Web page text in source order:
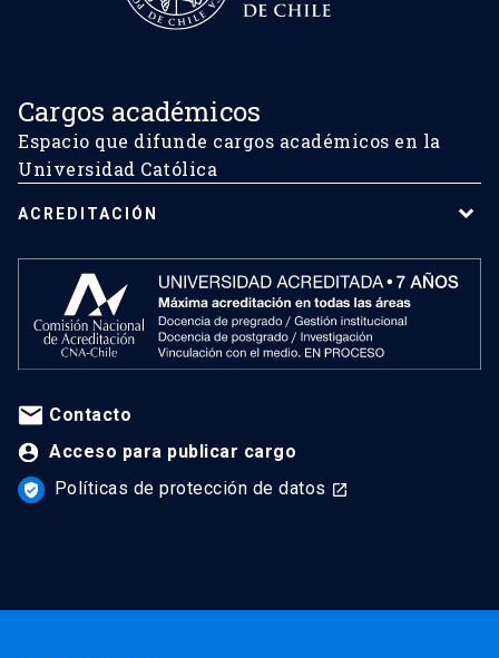
Cargos académicos
Espacio que difunde cargos académicos en la
Universidad Católica
ACREDITACIÓN
Contacto
Acceso para publicar cargo
verified_user Políticas de protección de datos launch